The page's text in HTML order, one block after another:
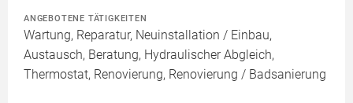
ANGEBOTENE TÄTIGKEITEN
Wartung, Reparatur, Neuinstallation / Einbau,
Austausch, Beratung, Hydraulischer Abgleich,
Thermostat, Renovierung, Renovierung / Badsanierung